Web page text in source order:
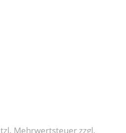
Mehrwertsteuer zzgl.